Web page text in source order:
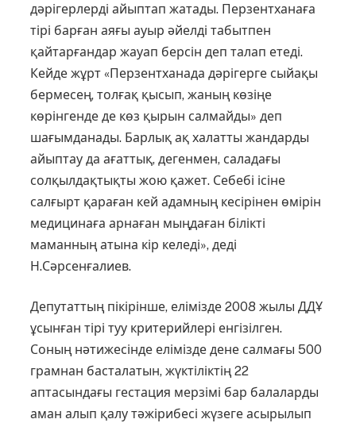
дәрігерлерді айыптап жатады. Перзентханаға
тірі барған аяғы ауыр әйелді табытпен
қайтарғандар жауап берсін деп талап етеді.
Кейде жұрт «Перзентханада дәрігерге сыйақы
бермесең, толғақ қысып, жаның көзіңе
көрінгенде де көз қырын салмайды» деп
шағымданады. Барлық ақ халатты жандарды
айыптау да ағаттық, дегенмен, саладағы
солқылдақтықты жою қажет. Себебі ісіне
салғырт қараған кей адамның кесірінен өмірін
медицинаға арнаған мыңдаған білікті
маманның атына кір келеді», деді
Н.Сәрсенғалиев.
Депутаттың пікірінше, елімізде 2008 жылы ДДҰ
ұсынған тірі туу критерийлері енгізілген.
Соның нәтижесінде елімізде дене салмағы 500
грамнан басталатын, жүктіліктің 22
аптасындағы гестация мерзімі бар балаларды
аман алып қалу тә­жірибесі жүзеге асырылып